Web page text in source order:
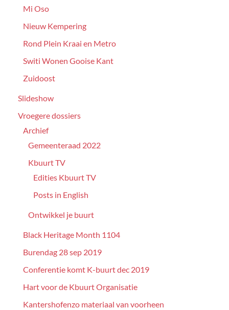
Mi Oso
Nieuw Kempering
Rond Plein Kraai en Metro
Switi Wonen Gooise Kant
Zuidoost
Slideshow
Vroegere dossiers
Archief
Gemeenteraad 2022
Kbuurt TV
Edities Kbuurt TV
Posts in English
Ontwikkel je buurt
Black Heritage Month 1104
Burendag 28 sep 2019
Conferentie komt K-buurt dec 2019
Hart voor de Kbuurt Organisatie
Kantershofenzo materiaal van voorheen